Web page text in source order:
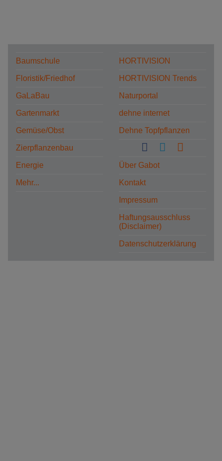
Baumschule
Floristik/Friedhof
GaLaBau
Gartenmarkt
Gemüse/Obst
Zierpflanzenbau
Energie
Mehr...
HORTIVISION
HORTIVISION Trends
Naturportal
dehne internet
Dehne Topfpflanzen
Über Gabot
Kontakt
Impressum
Haftungsausschluss
(Disclaimer)
Datenschutzerklärung